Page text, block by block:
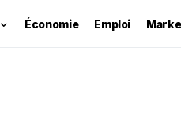
Économie Emploi